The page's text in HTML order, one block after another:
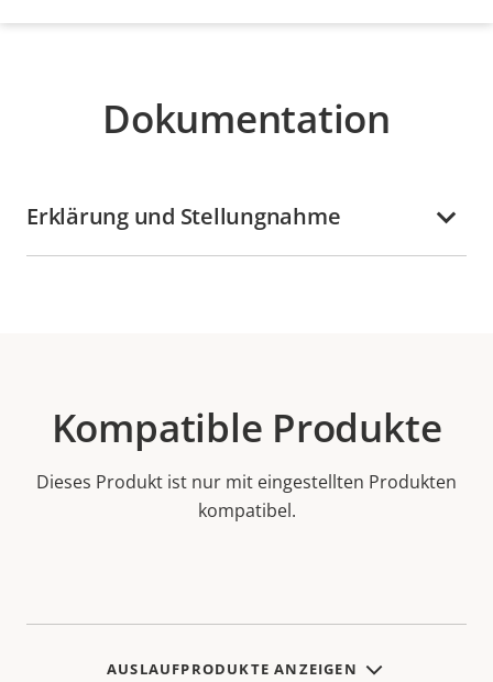
Dokumentation
Erklärung und Stellungnahme
Kompatible Produkte
Dieses Produkt ist nur mit eingestellten Produkten
kompatibel.
AUSLAUFPRODUKTE ANZEIGEN